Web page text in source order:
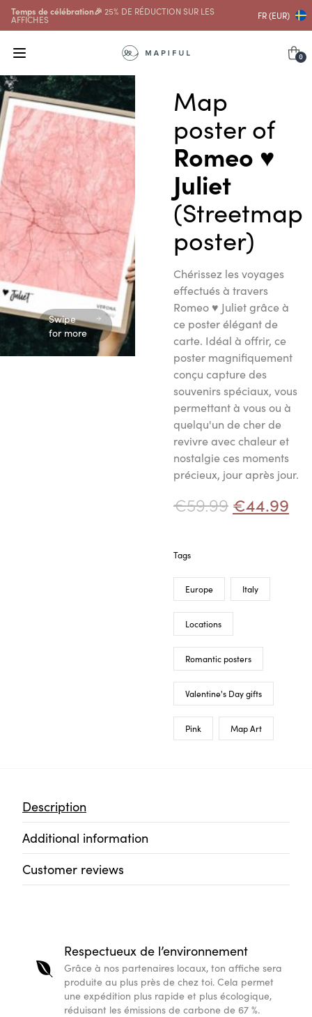
Temps de célébration🎉 25% DE RÉDUCTION SUR LES
AFFICHES FR (EUR)
0
Swipe
for more
Map
poster of
Romeo ♥
Juliet
(Streetmap
poster)
Chérissez les voyages
effectués à travers
Romeo ♥ Juliet grâce à
ce poster élégant de
carte. Idéal à offrir, ce
poster magnifiquement
conçu capture des
souvenirs spéciaux, vous
permettant à vous ou à
quelqu'un de cher de
revivre avec chaleur et
nostalgie ces moments
précieux, jour après jour.
€59.99 €44.99
Tags
Europe Italy
Locations
Romantic posters
Valentine's Day gifts
Pink Map Art
Description
Additional information
Customer reviews
Respectueux de l’environnement
Grâce à nos partenaires locaux, ton affiche sera
produite au plus près de chez toi. Cela permet
une expédition plus rapide et plus écologique,
réduisant les émissions de carbone de 67 %.